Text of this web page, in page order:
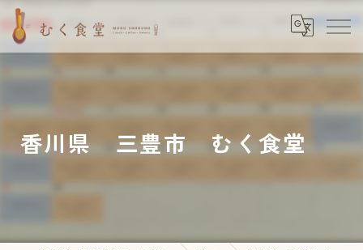
香川県 三豊市 むく食堂